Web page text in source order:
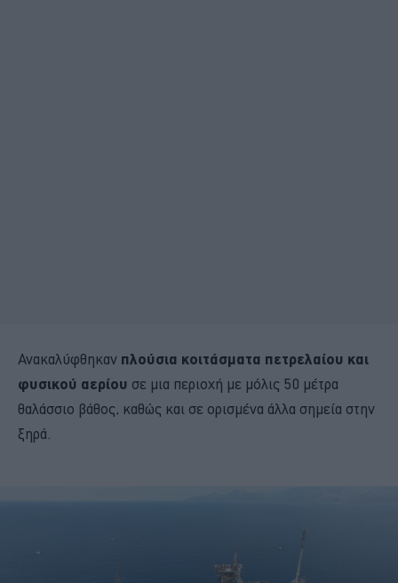
Ανακαλύφθηκαν πλούσια κοιτάσματα πετρελαίου και
φυσικού αερίου σε μια περιοχή με μόλις 50 μέτρα
θαλάσσιο βάθος, καθώς και σε ορισμένα άλλα σημεία στην
ξηρά.